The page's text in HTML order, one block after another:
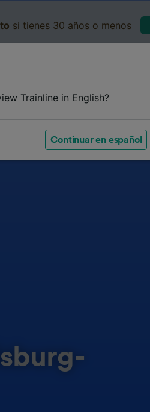
si tienes 30 años o menos
Trainline in English?
Continuar en español